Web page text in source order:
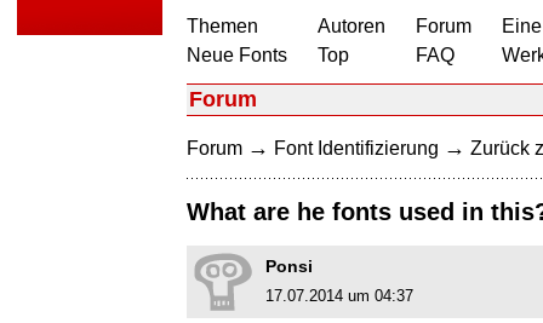
Themen
Neue Fonts
Autoren
Top
Forum
FAQ
Forum
Forum → Font Identifizierung → Zurück
What are he fonts used in
Ponsi
17.07.2014 um 04:37